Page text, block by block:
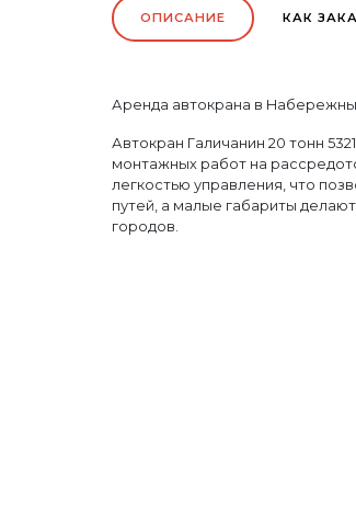
ОПИСАНИЕ КАК
Аренда автокрана в
Автокран Галичанин 20 тонн
монтажных работ на
легкостью управления, что
путей, а малые габариты
городов.